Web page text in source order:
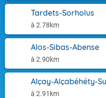
Tardets-Sorholus
à 2.78km
Alos-Sibas-Abense
à 2.90km
Alçay-Alçabéhéty-
à 2.91km